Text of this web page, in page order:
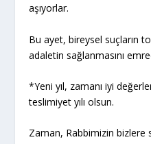
aşıyorlar.
Bu ayet, bireysel suçların
adaletin sağlanmasını
*Yeni yıl, zamanı iyi
teslimiyet yılı olsun.
Zaman, Rabbimizin bizlere